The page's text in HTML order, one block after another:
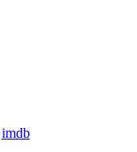
imdb